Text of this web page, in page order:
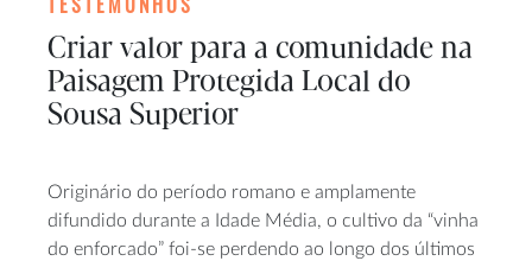
Criar valor para a comunidade na
Paisagem Protegida Local do
Sousa Superior
Originário do período romano e amplamente
difundido durante a Idade Média, o cultivo da “vinha
do enforcado” foi-se perdendo ao longo dos últimos